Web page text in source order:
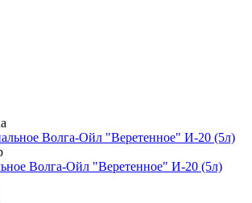
Волга-Ойл "Веретенное" И-20 (5л)